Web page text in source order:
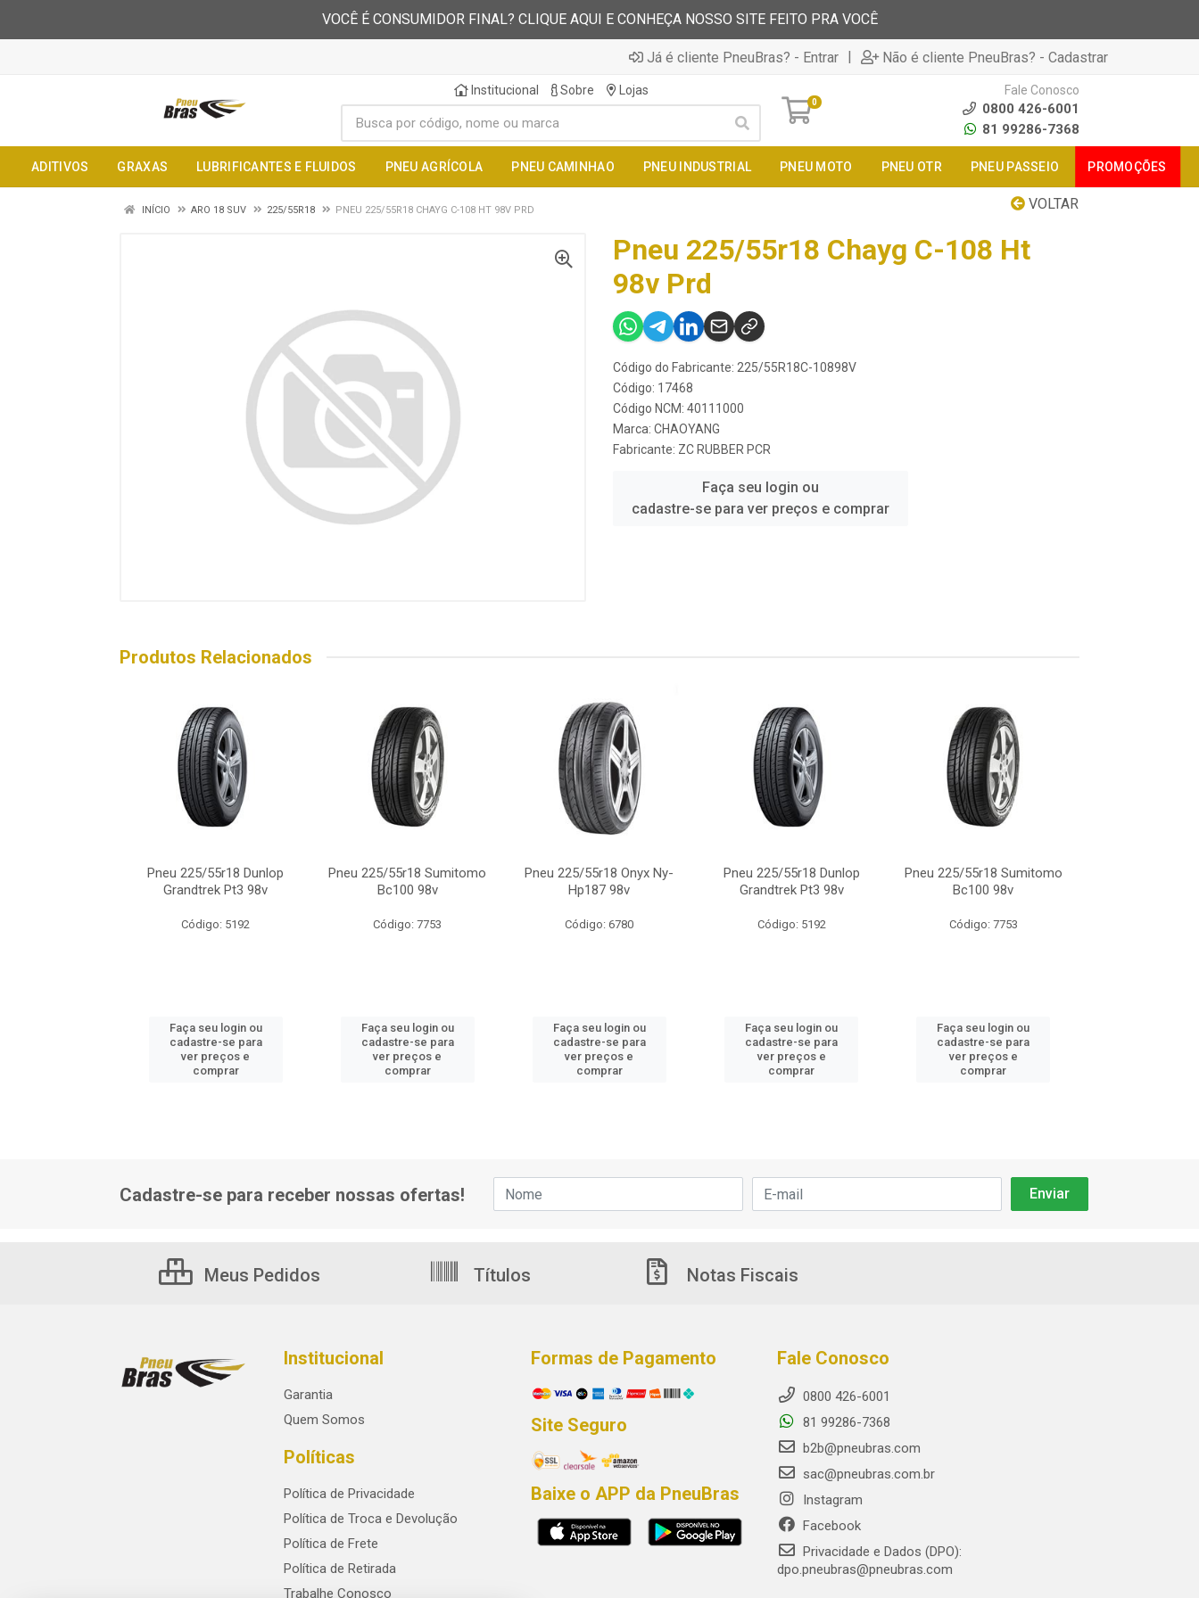
VOCÊ É CONSUMIDOR FINAL? CLIQUE AQUI E CONHEÇA NOSSO SITE FEITO PRA VOCÊ
Já é cliente PneuBras? - Entrar | Não é cliente PneuBras? - Cadastrar
Institucional Sobre Lojas
0
Fale Conosco
0800 426-6001
81 99286-7368
ADITIVOS GRAXAS LUBRIFICANTES E FLUIDOS PNEU AGRÍCOLA PNEU CAMINHAO PNEU INDUSTRIAL PNEU MOTO PNEU OTR PNEU PASSEIO PROMOÇÕES
VOLTAR
INÍCIO ARO 18 SUV 225/55R18 PNEU 225/55R18 CHAYG C-108 HT 98V PRD
Pneu 225/55r18 Chayg C-108 Ht
98v Prd
Código do Fabricante: 225/55R18C-10898V
Código: 17468
Código NCM: 40111000
Marca: CHAOYANG
Fabricante: ZC RUBBER PCR
Faça seu login ou
cadastre-se para ver preços e comprar
Produtos Relacionados
Pneu 225/55r18 Dunlop
Grandtrek Pt3 98v
Código: 5192
Faça seu login ou
cadastre-se para
ver preços e
comprar
Pneu 225/55r18 Sumitomo
Bc100 98v
Código: 7753
Faça seu login ou
cadastre-se para
ver preços e
comprar
Pneu 225/55r18 Onyx Ny-
Hp187 98v
Código: 6780
Faça seu login ou
cadastre-se para
ver preços e
comprar
Pneu 225/55r18 Dunlop
Grandtrek Pt3 98v
Código: 5192
Faça seu login ou
cadastre-se para
ver preços e
comprar
Pneu 225/55r18 Sumitomo
Bc100 98v
Código: 7753
Faça seu login ou
cadastre-se para
ver preços e
comprar
Cadastre-se para receber nossas ofertas!
Meus Pedidos Títulos Notas Fiscais
Institucional
Garantia
Quem Somos
Políticas
Política de Privacidade
Política de Troca e Devolução
Política de Frete
Política de Retirada
Trabalhe Conosco
Formas de Pagamento
Site Seguro
Baixe o APP da PneuBras
Fale Conosco
0800 426-6001
81 99286-7368
b2b@pneubras.com
sac@pneubras.com.br
Instagram
Facebook
Privacidade e Dados (DPO):
dpo.pneubras@pneubras.com